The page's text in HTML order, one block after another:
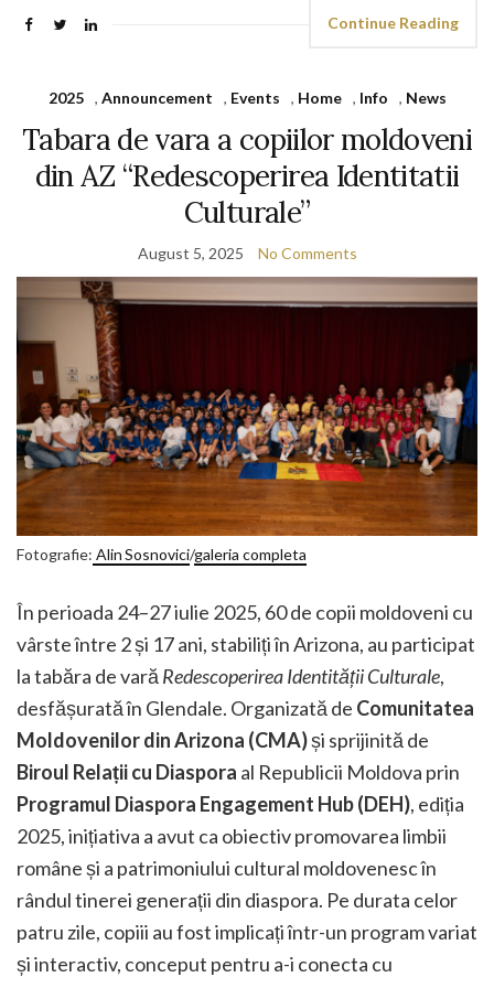
Continue Reading
2025 , Announcement , Events , Home , Info , News
Tabara de vara a copiilor moldoveni
din AZ “Redescoperirea Identitatii
Culturale”
August 5, 2025 No Comments
Fotografie: Alin Sosnovici/galeria completa
În perioada 24–27 iulie 2025, 60 de copii moldoveni cu
vârste între 2 și 17 ani, stabiliți în Arizona, au participat
la tabăra de vară Redescoperirea Identității Culturale,
desfășurată în Glendale. Organizată de Comunitatea
Moldovenilor din Arizona (CMA)și sprijinită de
Biroul Relații cu Diaspora al Republicii Moldova prin
Programul Diaspora Engagement Hub (DEH), ediția
2025, inițiativa a avut ca obiectiv promovarea limbii
române și a patrimoniului cultural moldovenesc în
rândul tinerei generații din diaspora. Pe durata celor
patru zile, copiii au fost implicați într-un program variat
și interactiv, conceput pentru a-i conecta cu